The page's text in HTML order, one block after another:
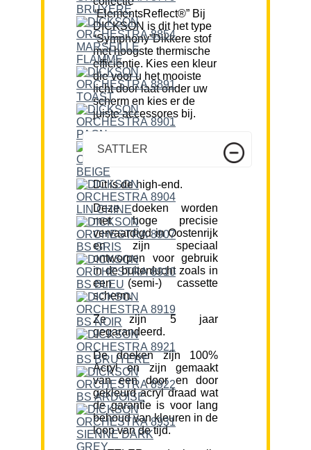
“ElementsReflect®” Bij
DICKSON is dit het type
“Symphony”Dikkere stof
met hoogste thermische
efficiëntie. Kies een kleur
die voor u het mooiste
licht door laat onder uw
scherm en kies er de
juiste accessores bij.
SATTLER
Dit is de high-end.
Deze doeken worden
met hoge precisie
vervaardigd in Oostenrijk
en zijn speciaal
ontworpen voor gebruik
in de buitenlucht zoals in
een (semi-) cassette
scherm.
Ze zijn 5 jaar
gegarandeerd.
De doeken zijn 100%
Acryl en zijn gemaakt
van een door en door
gekleurd acryl draad wat
de garantie is voor lang
behoud van kleuren in de
loop van de tijd.